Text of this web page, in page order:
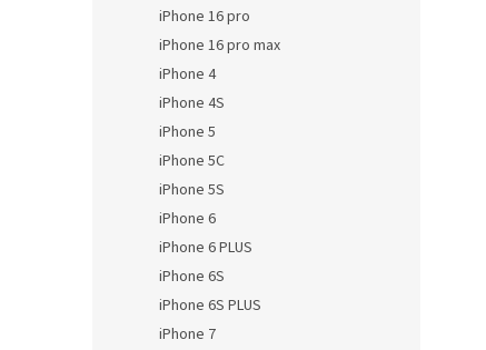
iPhone 16 pro
iPhone 16 pro max
iPhone 4
iPhone 4S
iPhone 5
iPhone 5C
iPhone 5S
iPhone 6
iPhone 6 PLUS
iPhone 6S
iPhone 6S PLUS
iPhone 7